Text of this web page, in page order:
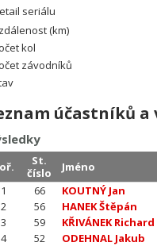
seriálu
(km)
kol
závodníků
účastníků a
St.
číslo
Jméno
1
66 KOUTNÝ Jan
2
56 HANEK Štěpán
3
59 KŘIVÁNEK Richard
4
52 ODEHNAL Jakub